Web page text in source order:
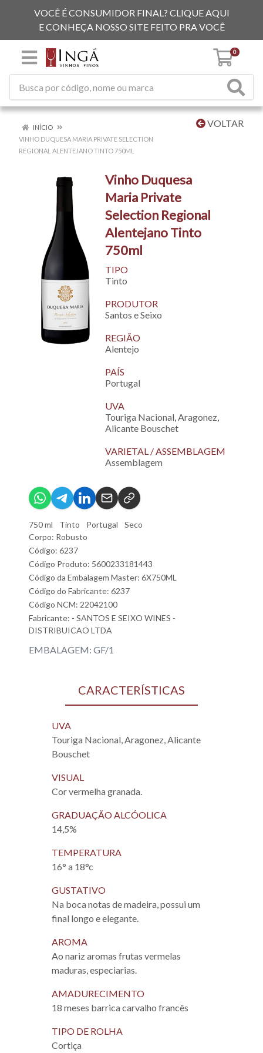
VOCÊ É CONSUMIDOR FINAL? CLIQUE AQUI
E CONHEÇA NOSSO SITE FEITO PRA VOCÊ
0
VOLTAR
INÍCIO
VINHO DUQUESA MARIA PRIVATE SELECTION
REGIONAL ALENTEJANO TINTO 750ML
Vinho Duquesa
Maria Private
Selection Regional
Alentejano Tinto
750ml
TIPO
Tinto
PRODUTOR
Santos e Seixo
REGIÃO
Alentejo
PAÍS
Portugal
UVA
Touriga Nacional, Aragonez,
Alicante Bouschet
VARIETAL / ASSEMBLAGEM
Assemblagem
750 ml Tinto Portugal
Seco
Corpo: Robusto
Código: 6237
Código Produto: 5600233181443
Código da Embalagem Master: 6X750ML
Código do Fabricante: 6237
Código NCM: 22042100
Fabricante: - SANTOS E SEIXO WINES -
DISTRIBUICAO LTDA
EMBALAGEM: GF/1
CARACTERÍSTICAS
UVA
Touriga Nacional, Aragonez, Alicante
Bouschet
VISUAL
Cor vermelha granada.
GRADUAÇÃO ALCÓOLICA
14,5%
TEMPERATURA
16° a 18°c
GUSTATIVO
Na boca notas de madeira, possui um
final longo e elegante.
AROMA
Ao nariz aromas frutas vermelas
maduras, especiarias.
AMADURECIMENTO
18 meses barrica carvalho francês
TIPO DE ROLHA
Cortiça